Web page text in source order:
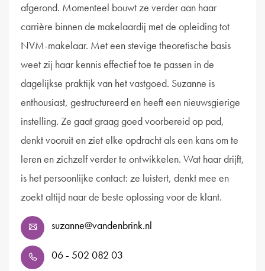
afgerond. Momenteel bouwt ze verder aan haar
carrière binnen de makelaardij met de opleiding tot
NVM-makelaar. Met een stevige theoretische basis
weet zij haar kennis effectief toe te passen in de
dagelijkse praktijk van het vastgoed. Suzanne is
enthousiast, gestructureerd en heeft een nieuwsgierige
instelling. Ze gaat graag goed voorbereid op pad,
denkt vooruit en ziet elke opdracht als een kans om te
leren en zichzelf verder te ontwikkelen. Wat haar drijft,
is het persoonlijke contact: ze luistert, denkt mee en
zoekt altijd naar de beste oplossing voor de klant.
suzanne@vandenbrink.nl
06 - 502 082 03